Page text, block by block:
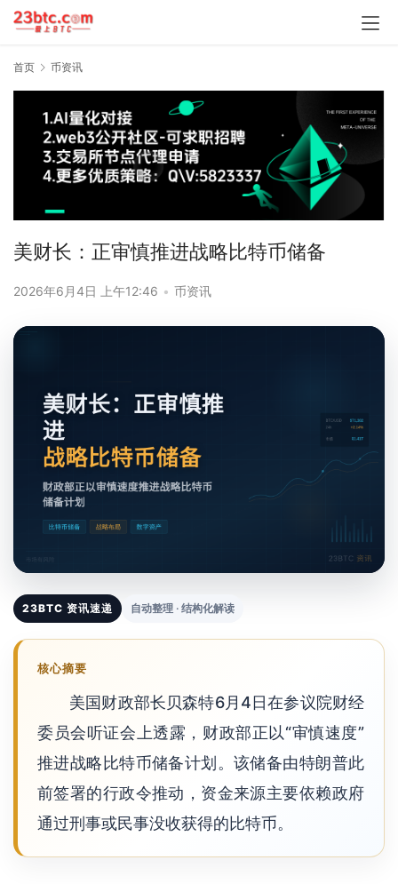
首页 币资讯
美财长：正审慎推进战略比特币储备
2026年6月4日 上午12:46 • 币资讯
23BTC 资讯速递 自动整理 · 结构化解读
核心摘要
美国财政部长贝森特6月4日在参议院财经
委员会听证会上透露，财政部正以“审慎速度”
推进战略比特币储备计划。该储备由特朗普此
前签署的行政令推动，资金来源主要依赖政府
通过刑事或民事没收获得的比特币。